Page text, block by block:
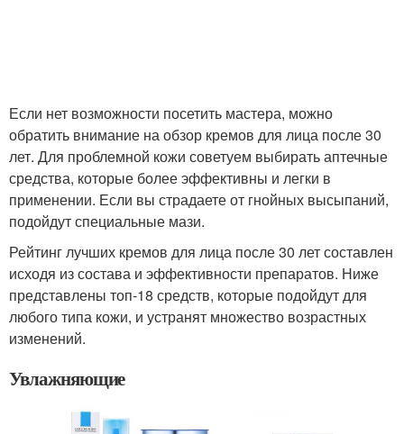
Если нет возможности посетить мастера, можно
обратить внимание на обзор кремов для лица после 30
лет. Для проблемной кожи советуем выбирать аптечные
средства, которые более эффективны и легки в
применении. Если вы страдаете от гнойных высыпаний,
подойдут специальные мази.
Рейтинг лучших кремов для лица после 30 лет составлен
исходя из состава и эффективности препаратов. Ниже
представлены топ-18 средств, которые подойдут для
любого типа кожи, и устранят множество возрастных
изменений.
Увлажняющие